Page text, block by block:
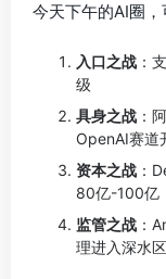
今天下午的AI圈，
入口之战 ：
级
具身之战 ：
OpenAI赛道
资本之战 ：
80亿-100亿
监管之战 ：
理进入深水区